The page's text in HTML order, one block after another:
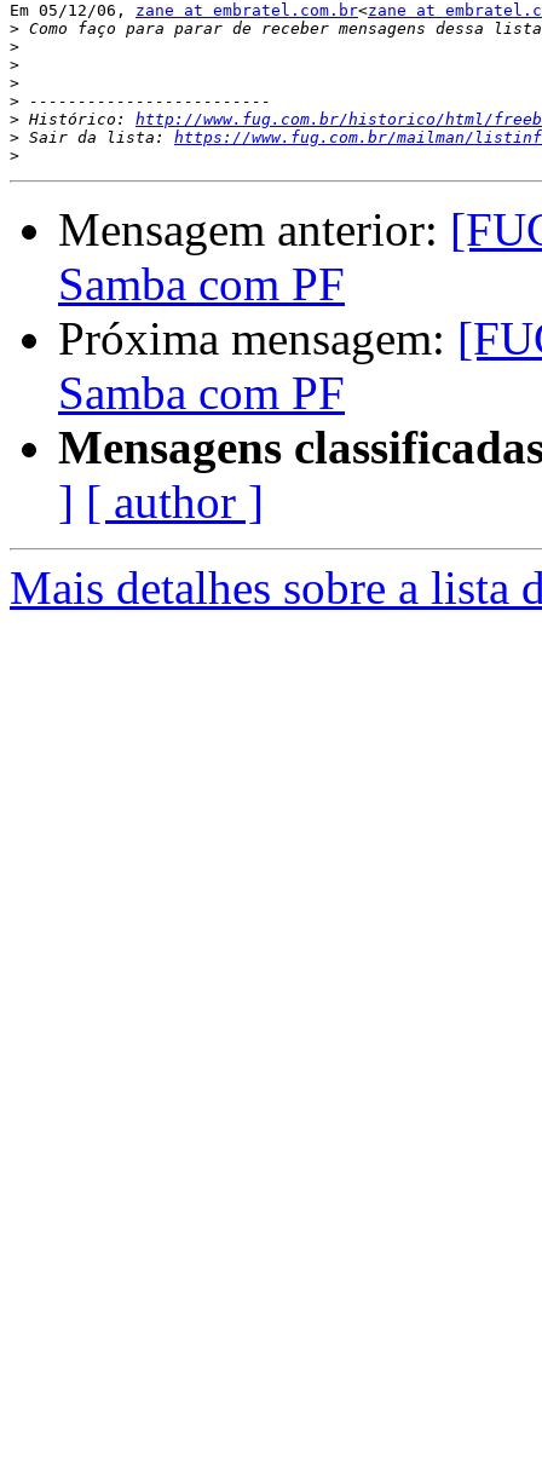
Em 05/12/06, zane at embratel.com.br<zane at
>
>
>
>
>
> Histórico: http://www.fug.com.br/historico/html/
> Sair da lista: https://www.fug.com.br/mailman/
>
Mensagem anterior:
Samba com PF
Próxima mensagem:
Samba com PF
Mensagens
] [ author ]
Mais detalhes sobre a lista